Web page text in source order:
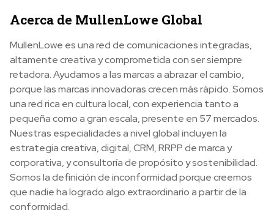
Acerca de MullenLowe Global
MullenLowe es una red de comunicaciones integradas,
altamente creativa y comprometida con ser siempre
retadora. Ayudamos a las marcas a abrazar el cambio,
porque las marcas innovadoras crecen más rápido. Somos
una red rica en cultura local, con experiencia tanto a
pequeña como a gran escala, presente en 57 mercados.
Nuestras especialidades a nivel global incluyen la
estrategia creativa, digital, CRM, RRPP de marca y
corporativa, y consultoría de propósito y sostenibilidad.
Somos la definición de inconformidad porque creemos
que nadie ha logrado algo extraordinario a partir de la
conformidad.